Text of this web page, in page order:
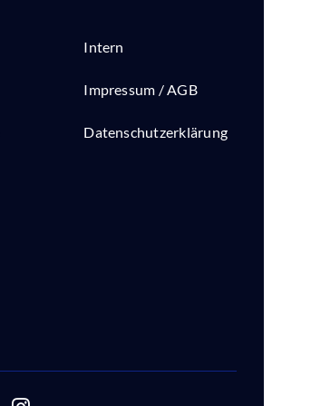
Intern
Impressum / AGB
Datenschutzerklärung